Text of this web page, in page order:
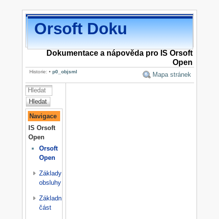
Orsoft Doku
Dokumentace a nápověda pro IS Orsoft
Open
Historie: • p0_objsml Mapa stránek
Hledat
Navigace
IS Orsoft
Open
Orsoft
Open
Základy
obsluhy
Základní
část